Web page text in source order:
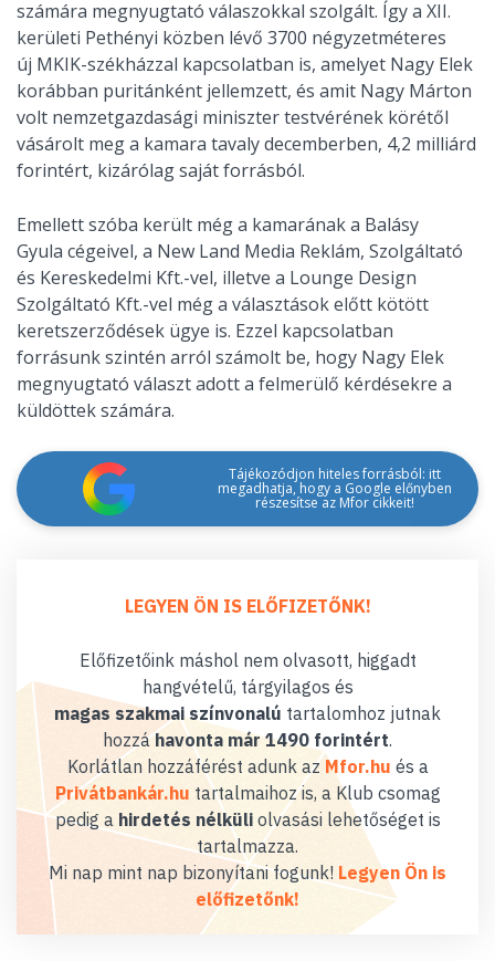
számára megnyugtató válaszokkal szolgált. Így a XII.
kerületi Pethényi közben lévő 3700 négyzetméteres
új MKIK-székházzal kapcsolatban is, amelyet Nagy Elek
korábban puritánként jellemzett, és amit Nagy Márton
volt nemzetgazdasági miniszter testvérének körétől
vásárolt meg a kamara tavaly decemberben, 4,2 milliárd
forintért, kizárólag saját forrásból.
Emellett szóba került még a kamarának a Balásy
Gyula cégeivel, a New Land Media Reklám, Szolgáltató
és Kereskedelmi Kft.-vel, illetve a Lounge Design
Szolgáltató Kft.-vel még a választások előtt kötött
keretszerződések ügye is. Ezzel kapcsolatban
forrásunk szintén arról számolt be, hogy Nagy Elek
megnyugtató választ adott a felmerülő kérdésekre a
küldöttek számára.
Tájékozódjon hiteles forrásból: itt
megadhatja, hogy a Google előnyben
részesítse az Mfor cikkeit!
LEGYEN ÖN IS ELŐFIZETŐNK!
Előfizetőink máshol nem olvasott, higgadt
hangvételű, tárgyilagos és
magas szakmai színvonalú tartalomhoz jutnak
hozzáhavonta már 1490 forintért.
Korlátlan hozzáférést adunk az Mfor.hu és a
Privátbankár.hu tartalmaihoz is, a Klub csomag
pedig a hirdetés nélküliolvasási lehetőséget is
tartalmazza.
Mi nap mint nap bizonyítani fogunk! Legyen Ön is
előfizetőnk!